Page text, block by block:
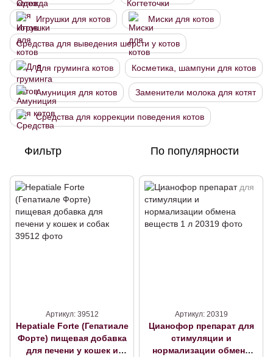
Игрушки для котов Миски для котов
Средства для выведения шерсти у котов
Для груминга котов Косметика, шампуни для котов
Амуниция для котов Заменители молока для котят
Средства для коррекции поведения котов
Фильтр По популярности
Артикул: 39512
Hepatiale Forte (Гепатиале
Форте) пищевая добавка
для печени у кошек и
Артикул: 20319
Цианофор препарат для
стимуляции и
нормализации обмена